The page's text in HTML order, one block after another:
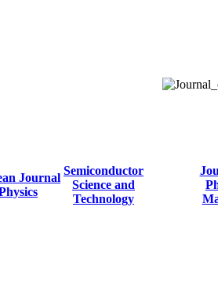
Journal
Semiconductor
Science and
Technology